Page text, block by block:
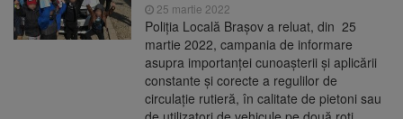
25 martie 2022
Poliția Locală Brașov a reluat, din 25
martie 2022, campania de informare
asupra importanței cunoașterii și aplicării
constante și corecte a regulilor de
circulație rutieră, în calitate de pietoni sau